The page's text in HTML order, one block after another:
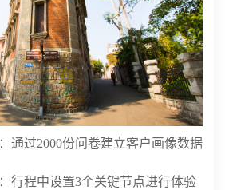
：通过2000份问卷建立客户画像数据
：行程中设置3个关键节点进行体验